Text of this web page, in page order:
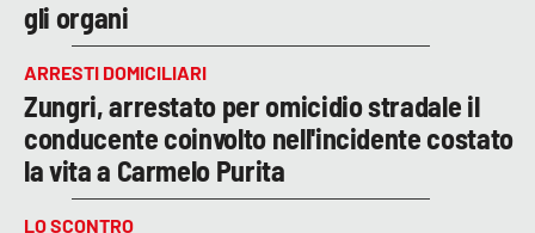
gli organi
ARRESTI DOMICILIARI
Zungri, arrestato per omicidio stradale il
conducente coinvolto nell'incidente costato
la vita a Carmelo Purita
LO SCONTRO